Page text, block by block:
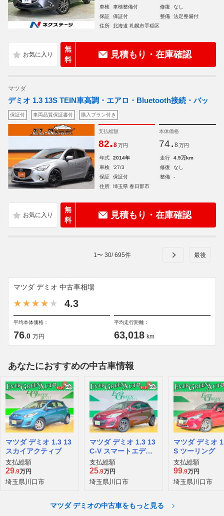
車検
車検整備付 修復
なし
保証
保証付 整備
法定整備付
住所
北海道 札幌市手稲区
無
料
見積もり・在庫確認
マツダ
デミオ 1.3 13S TEIN車高調・エアロ・Bluetooth接続・バッ
保証付 車両品質保証書付 購入プラン付き
支払総額
82.8 万円
本体価格
74. 8 万円
年式 2014年 走行
4.9万km
車検
'27/3 修復
なし
保証
保証付 整備
-
住所
埼玉県 春日部市
無
料
見積もり・在庫確認
1 〜 30/695件
マツダ デミオ 中古車相場
4.3
平均本体価格：
76.0 万円
平均走行距離：
63,018 km
あなたにおすすめの中古車情報
マツダ デミオ 1.3 13
スカイアクティブ
支払総額
29.9万円
埼玉県川口市
マツダ デミオ 1.3 13
C-V スマートエディ
ション II
支払総額
25.9万円
埼玉県川口市
マツダ デミオ
S ツーリング
支払総額
99.9万円
埼玉県川口市
マツダ デミオの中古車をもっと見る